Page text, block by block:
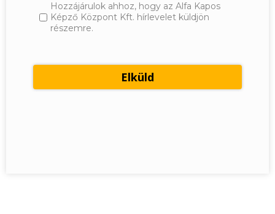
Hozzájárulok ahhoz, hogy az Alfa Kapos
Képző Központ Kft. hírlevelet küldjön
részemre.